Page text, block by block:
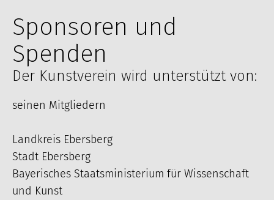
Sponsoren und
Spenden
Der Kunstverein wird unterstützt von:
seinen Mitgliedern
Landkreis Ebersberg
Stadt Ebersberg
Bayerisches Staatsministerium für Wissenschaft
und Kunst